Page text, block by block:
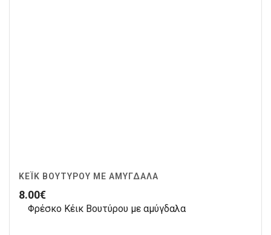
ΚΈΙΚ ΒΟΥΤΎΡΟΥ ΜΕ ΑΜΎΓΔΑΛΑ
8.00€
Φρέσκο Κέικ Βουτύρου με αμύγδαλα